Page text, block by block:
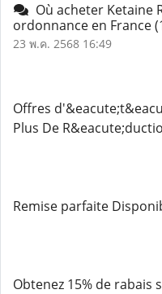
Où acheter Ketaine
ordonnance en France
23 พ.ค. 2568 16:49
Offres
Plus De
Remise parfaite
Obtenez 15% de